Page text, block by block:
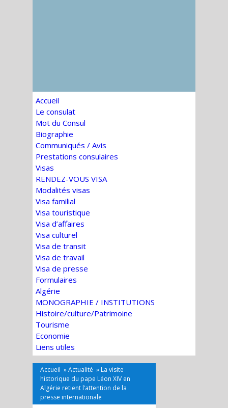
Accueil
Le consulat
Mot du Consul
Biographie
Communiqués / Avis
Prestations consulaires
Visas
RENDEZ-VOUS VISA
Modalités visas
Visa familial
Visa touristique
Visa d’affaires
Visa culturel
Visa de transit
Visa de travail
Visa de presse
Formulaires
Algérie
MONOGRAPHIE / INSTITUTIONS
Histoire/culture/Patrimoine
Tourisme
Economie
Liens utiles
Accueil »Actualité » La visite
historique du pape Léon XIV en
Algérie retient l’attention de la
presse internationale